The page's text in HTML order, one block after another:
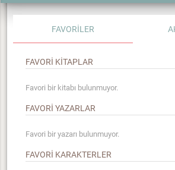
FAVORİLER
FAVORİ KİTAPLAR
Favori bir kitabı bulunmuyor.
FAVORİ YAZARLAR
Favori bir yazarı bulunmuyor.
FAVORİ KARAKTERLER